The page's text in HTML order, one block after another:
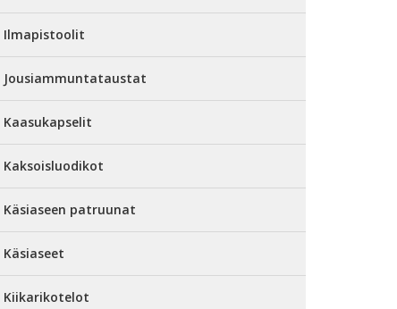
Ilmapistoolit
Jousiammuntataustat
Kaasukapselit
Kaksoisluodikot
Käsiaseen patruunat
Käsiaseet
Kiikarikotelot